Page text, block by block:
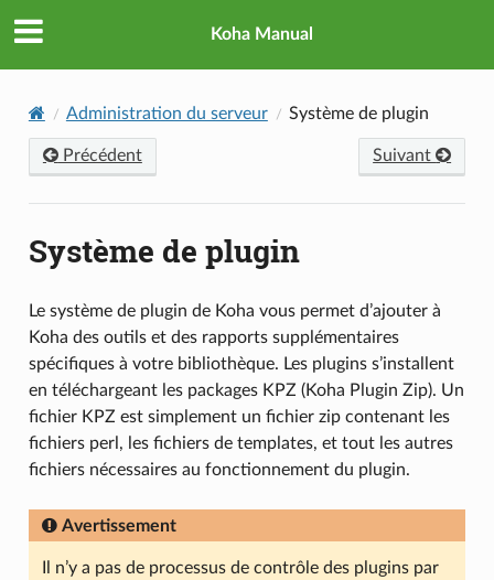
Koha Manual
Administration du serveur Système de plugin
Précédent Suivant
Système de plugin
Le système de plugin de Koha vous permet d’ajouter à
Koha des outils et des rapports supplémentaires
spécifiques à votre bibliothèque. Les plugins s’installent
en téléchargeant les packages KPZ (Koha Plugin Zip). Un
fichier KPZ est simplement un fichier zip contenant les
fichiers perl, les fichiers de templates, et tout les autres
fichiers nécessaires au fonctionnement du plugin.
Avertissement
Il n’y a pas de processus de contrôle des plugins par